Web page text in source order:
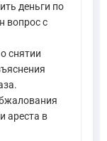
деньги по
вопрос с
снятии
ареста в